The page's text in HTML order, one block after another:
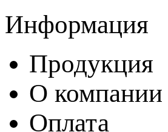
Информация
Продукция
О компании
Оплата